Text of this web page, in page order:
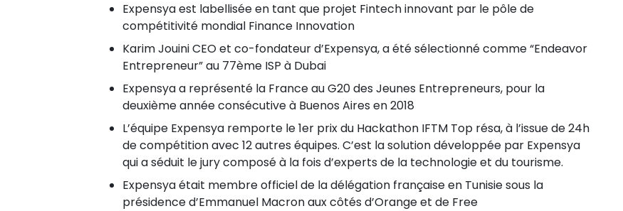
Expensya est labellisée en tant que projet Fintech innovant par le pôle de
compétitivité mondial Finance Innovation
Karim Jouini CEO et co-fondateur d’Expensya, a été sélectionné comme “Endeavor
Entrepreneur” au 77ème ISP à Dubai
Expensya a représenté la France au G20 des Jeunes Entrepreneurs, pour la
deuxième année consécutive à Buenos Aires en 2018
L’équipe Expensya remporte le 1er prix du Hackathon IFTM Top résa, à l’issue de 24h
de compétition avec 12 autres équipes. C’est la solution développée par Expensya
qui a séduit le jury composé à la fois d’experts de la technologie et du tourisme.
Expensya était membre officiel de la délégation française en Tunisie sous la
présidence d’Emmanuel Macron aux côtés d’Orange et de Free